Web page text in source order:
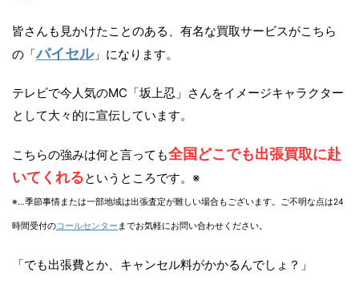
皆さんも見かけたことのある、有名な買取サービスがこちら
の「バイセル」になります。
テレビで今人気のMC「坂上忍」さんをイメージキャラクター
として大々的に宣伝しています。
こちらの強みは何と言っても全国どこでも出張買取に赴
いてくれるというところです。※
※…季節事情または一部地域は出張査定が難しい場合もございます。ご不明な点は24
時間受付のコールセンター までお気軽にお問い合わせください。
「でも出張費とか、キャンセル料がかかるんでしょ？」